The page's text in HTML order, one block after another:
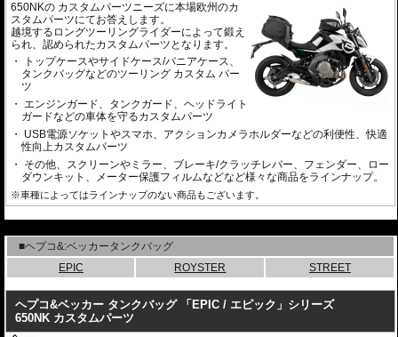
650NKの カスタムパーツニーズに本場欧州のカ
スタムパーツにてお答えします。
越境するロングツーリングライダーによって鍛え
られ、認められたカスタムパーツとなります。
トップケースやサイドケース/パニアケース、
タンクバッグなどのツーリング カスタム パー
ツ
エンジンガード、タンクガード、ヘッドライト
ガードなどの車体を守るカスタムパーツ
USB電源ソケットやスマホ、アクションカメラホルダーなどの利便性、快適
性向上カスタムパーツ
その他、スクリーンやミラー、ブレーキ/クラッチレバー、フェンダー、ロー
ダウンキット、メーター保護フィルムなどなど様々な商品をラインナップ。
※車種によってはラインナップのない商品もございます。
■ヘプコ&:ベッカータンクバッグ
EPIC
ROYSTER STREET
ヘプコ&ベッカー タンクバッグ 「EPIC / エピック」シリーズ
650NK カスタムパーツ